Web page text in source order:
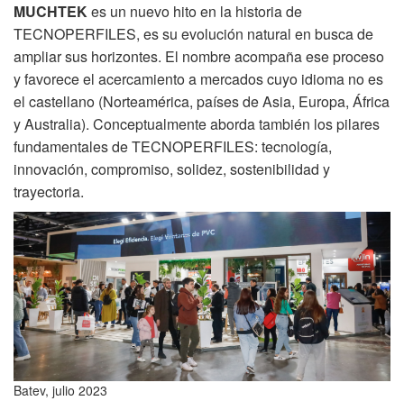
MUCHTEKes un nuevo hito en la historia de
TECNOPERFILES, es su evolución natural en busca de
ampliar sus horizontes. El nombre acompaña ese proceso
y favorece el acercamiento a mercados cuyo idioma no es
el castellano (Norteamérica, países de Asia, Europa, África
y Australia). Conceptualmente aborda también los pilares
fundamentales de TECNOPERFILES: tecnología,
innovación, compromiso, solidez, sostenibilidad y
trayectoria.
Batev, julio 2023